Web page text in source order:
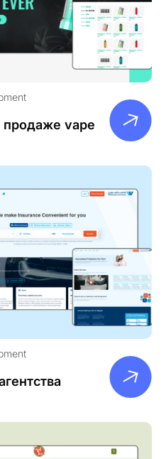
продаже vape